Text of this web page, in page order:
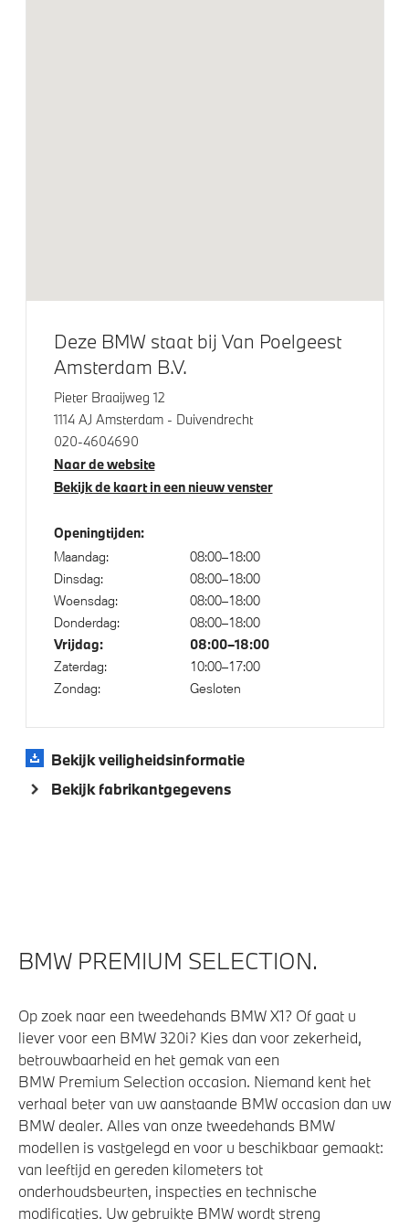
Comfort Access met BMW Digital Key
Driving Assistant Professional
Parking Assistant
Massagefunctie voor beide voorstoelen
Regen- en lichtsensor
Aandrijving en onderstel
Anti blokkeer systeem
Adaptief M Onderstel Professional
Adaptief onderstel met luchtvering op voor- en
achteras
M Adaptief onderstel
M Sport uitlaatsysteem
M sport differentieel
Park Distance Control (PDC) voor en achter
Deze BMW staat bij Van Poelgeest
Amsterdam B.V.
Pieter Braaijweg 12
1114 AJ Amsterdam - Duivendrecht
020-4604690
Naar de website
Bekijk de kaart in een nieuw venster
Openingtijden:
Maandag:
08:00–18:00
Dinsdag:
08:00–18:00
Woensdag:
08:00–18:00
Donderdag:
08:00–18:00
Vrijdag: 08:00–18:00
Zaterdag:
10:00–17:00
Zondag:
Gesloten
Bekijk veiligheidsinformatie
Bekijk fabrikantgegevens
BMW PREMIUM SELECTION.
Op zoek naar een tweedehands BMW X1? Of gaat u
liever voor een BMW 320i? Kies dan voor zekerheid,
betrouwbaarheid en het gemak van een
BMW Premium Selection occasion. Niemand kent het
verhaal beter van uw aanstaande BMW occasion dan uw
BMW dealer. Alles van onze tweedehands BMW
modellen is vastgelegd en voor u beschikbaar gemaakt:
van leeftijd en gereden kilometers tot
onderhoudsbeurten, inspecties en technische
modificaties. Uw gebruikte BMW wordt streng